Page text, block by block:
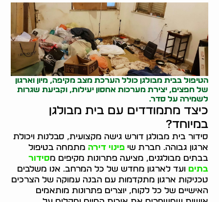
הטיפול בבית מבולגן כולל הערכת מצב מקיפה, מיון וארגון
של חפצים, יצירת מערכות אחסון יעילות, וקביעת שגרות
לשמירה על סדר.
כיצד מתמודדים עם בית מבולגן
במיוחד?
סידור בית מבולגן דורש גישה מקצועית, סבלנות ויכולת
ארגון גבוהה. חברת שיפינוי דירה מתמחה בטיפול
בבתים מבולגנים, מציעה פתרונות מקיפים מסידור
בתים ועד לארגון מחדש של כל המרחב. אנו משלבים
טכניקות ארגון מתקדמות עם הבנה עמוקה של הצרכים
האישיים של כל לקוח, יוצרים פתרונות מותאמים